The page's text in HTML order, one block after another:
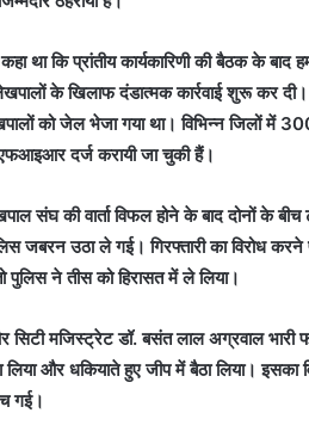
कि प्रांतीय कार्यकारिणी की बैठक के बाद
के खिलाफ दंडात्मक कार्रवाई शुरू कर
को जेल भेजा गया था। विभिन्न जिलों में
दर्ज करायी जा चुकी हैं।
संघ की वार्ता विफल होने के बाद दोनों के बीच
जबरन उठा ले गई। गिरफ्तारी का विरोध
ने तीस को हिरासत में ले लिया।
सिटी मजिस्ट्रेट डॉ. बसंत लाल अग्रवाल भारी
और धकियाते हुए जीप में बैठा लिया। इसका
गई।